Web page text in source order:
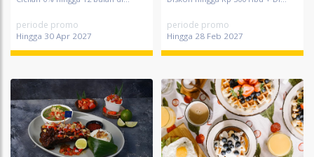
periode promo
Hingga 30 Apr 2027
periode promo
Hingga 28 Feb 2027